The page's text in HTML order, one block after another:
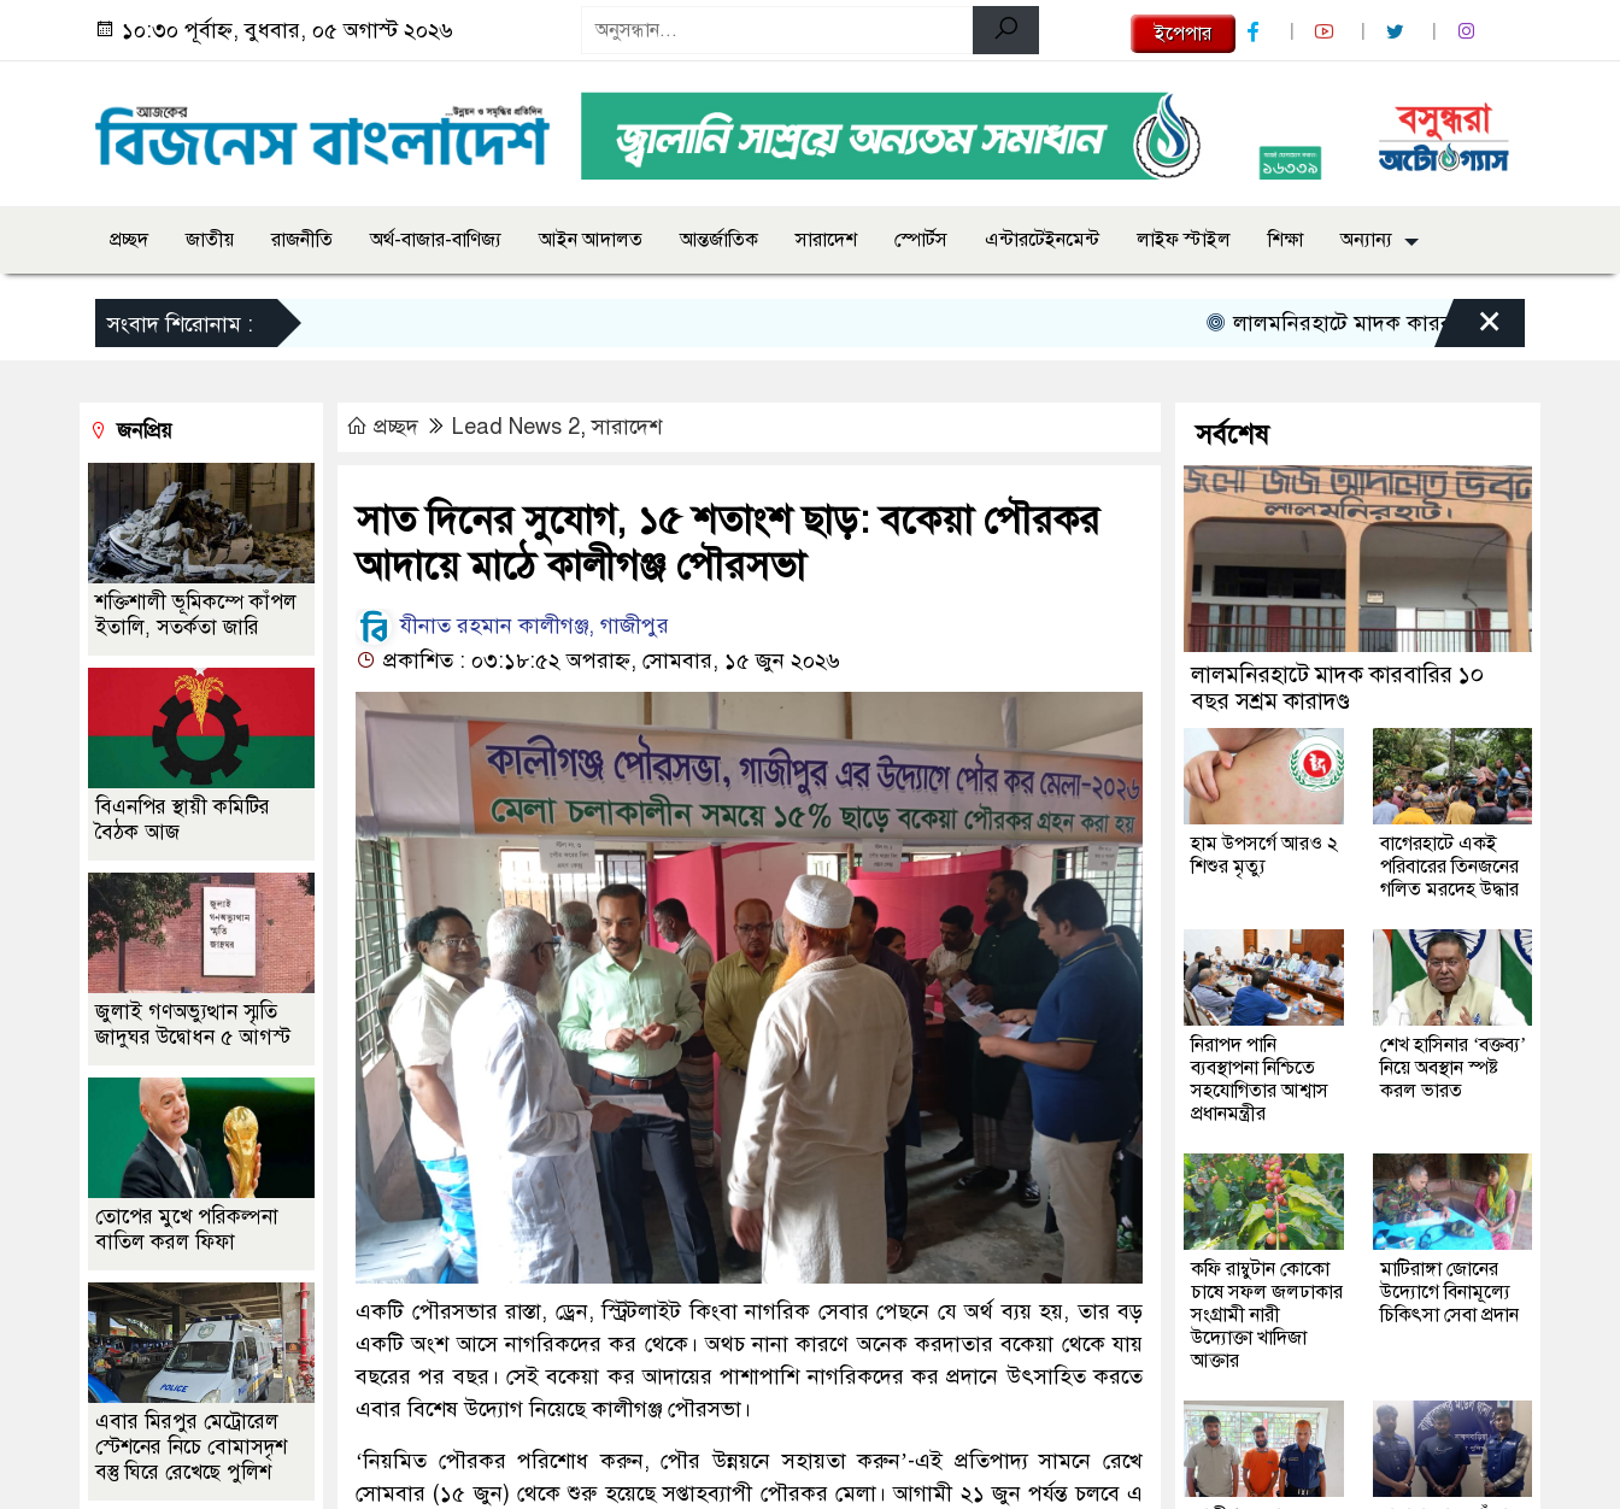
১০:৩০ পূর্বাহ্ন, বুধবার, ০৫ অগাস্ট ২০২৬ ইপেপার
প্রচ্ছদ জাতীয় রাজনীতি অর্থ-বাজার-বাণিজ্য আইন আদালত আন্তর্জাতিক সারাদেশ স্পোর্টস এন্টারটেইনমেন্ট লাইফ স্টাইল শিক্ষা অন্যান্য
সংবাদ শিরোনাম : লালমনিরহাটে মাদক কারবারির ১০ বছর সশ্রম কারাদণ্ড
×
প্রচ্ছদ Lead News 2,সারাদেশ
সাত দিনের সুযোগ, ১৫ শতাংশ ছাড়: বকেয়া পৌরকর
আদায়ে মাঠে কালীগঞ্জ পৌরসভা
যীনাত রহমান কালীগঞ্জ, গাজীপুর
প্রকাশিত : ০৩:১৮:৫২ অপরাহ্ন, সোমবার, ১৫ জুন ২০২৬
একটি পৌরসভার রাস্তা, ড্রেন, স্ট্রিটলাইট কিংবা নাগরিক সেবার পেছনে যে অর্থ ব্যয় হয়, তার বড়
একটি অংশ আসে নাগরিকদের কর থেকে। অথচ নানা কারণে অনেক করদাতার বকেয়া থেকে যায়
বছরের পর বছর। সেই বকেয়া কর আদায়ের পাশাপাশি নাগরিকদের কর প্রদানে উৎসাহিত করতে
এবার বিশেষ উদ্যোগ নিয়েছে কালীগঞ্জ পৌরসভা।
‘নিয়মিত পৌরকর পরিশোধ করুন, পৌর উন্নয়নে সহায়তা করুন’-এই প্রতিপাদ্য সামনে রেখে
সোমবার (১৫ জুন) থেকে শুরু হয়েছে সপ্তাহব্যাপী পৌরকর মেলা। আগামী ২১ জুন পর্যন্ত চলবে এ
জনপ্রিয়
শক্তিশালী ভূমিকম্পে কাঁপল
ইতালি, সতর্কতা জারি
বিএনপির স্থায়ী কমিটির
বৈঠক আজ
জুলাই গণঅভ্যুত্থান স্মৃতি
জাদুঘর উদ্বোধন ৫ আগস্ট
তোপের মুখে পরিকল্পনা
বাতিল করল ফিফা
এবার মিরপুর মেট্রোরেল
স্টেশনের নিচে বোমাসদৃশ
বস্তু ঘিরে রেখেছে পুলিশ
সর্বশেষ
লালমনিরহাটে মাদক কারবারির ১০
বছর সশ্রম কারাদণ্ড
হাম উপসর্গে আরও ২
শিশুর মৃত্যু
‎বাগেরহাটে একই
পরিবারের তিনজনের
গলিত মরদেহ উদ্ধার
নিরাপদ পানি
ব্যবস্থাপনা নিশ্চিতে
সহযোগিতার আশ্বাস
প্রধানমন্ত্রীর
শেখ হাসিনার ‘বক্তব্য’
নিয়ে অবস্থান স্পষ্ট
করল ভারত
কফি রাম্বুটান কোকো
চাষে সফল জলঢাকার
সংগ্রামী নারী
উদ্যোক্তা খাদিজা
আক্তার
মাটিরাঙ্গা জোনের
উদ্যোগে বিনামূল্যে
চিকিৎসা সেবা প্রদান